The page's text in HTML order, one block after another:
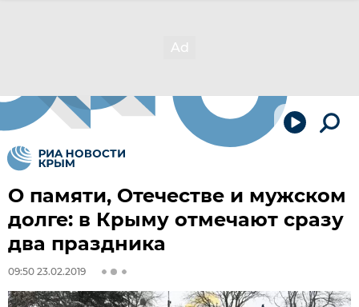
О памяти, Отечестве и мужском
долге: в Крыму отмечают сразу
два праздника
09:50 23.02.2019